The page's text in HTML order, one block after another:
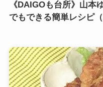
《DAIGOも台所》山本
でもできる簡単レシピ（